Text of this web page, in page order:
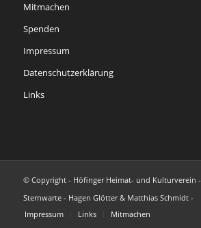
Mitmachen
Spenden
Impressum
Datenschutzerklärung
Links
© Copyright - Höfinger Heimat- und Kulturverein
Sternwarte - Hagen Glötter & Matthias Schmidt -
Impressum
Links Mitmachen